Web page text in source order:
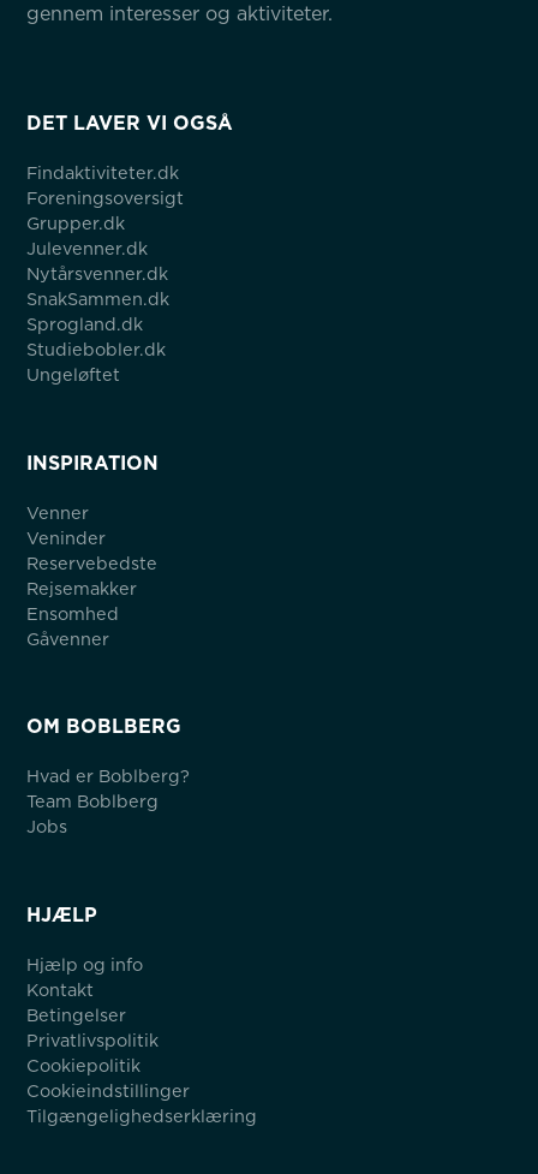
gennem interesser og aktiviteter.
DET LAVER VI OGSÅ
Findaktiviteter.dk
Foreningsoversigt
Grupper.dk
Julevenner.dk
Nytårsvenner.dk
SnakSammen.dk
Sprogland.dk
Studiebobler.dk
Ungeløftet
INSPIRATION
Venner
Veninder
Reservebedste
Rejsemakker
Ensomhed
Gåvenner
OM BOBLBERG
Hvad er Boblberg?
Team Boblberg
Jobs
HJÆLP
Hjælp og info
Kontakt
Betingelser
Privatlivspolitik
Cookiepolitik
Cookieindstillinger
Tilgængelighedserklæring